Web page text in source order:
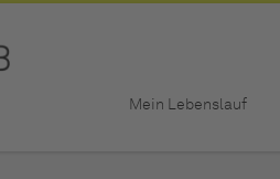
Mein Lebenslauf